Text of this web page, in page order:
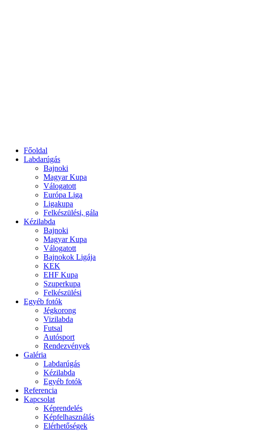
Főoldal
Labdarúgás
Bajnoki
Magyar Kupa
Válogatott
Európa Liga
Ligakupa
Felkészülési, gála
Kézilabda
Bajnoki
Magyar Kupa
Válogatott
Bajnokok Ligája
KEK
EHF Kupa
Szuperkupa
Felkészülési
Egyéb fotók
Jégkorong
Vizilabda
Futsal
Autósport
Rendezvények
Galéria
Labdarúgás
Kézilabda
Egyéb fotók
Referencia
Kapcsolat
Képrendelés
Képfelhasználás
Elérhetőségek